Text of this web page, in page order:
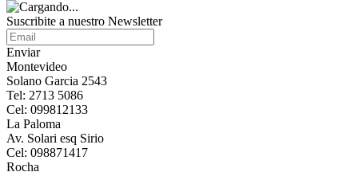
Suscribite a nuestro Newsletter
Enviar
Montevideo
Solano Garcia 2543
Tel: 2713 5086
Cel: 099812133
La Paloma
Av. Solari esq Sirio
Cel: 098871417
Rocha